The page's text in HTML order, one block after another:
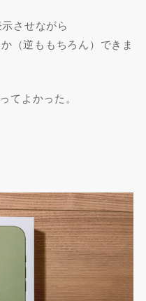
させながら
（逆ももちろん）できま
てよかった。